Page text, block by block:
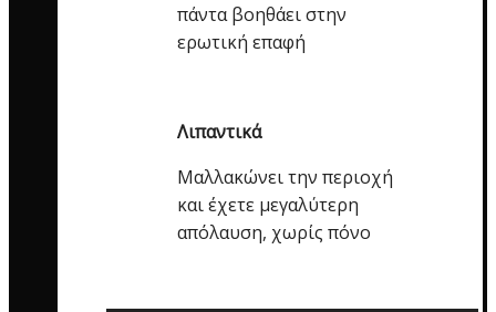
πάντα βοηθάει στην
ερωτική επαφή
Λιπαντικά
Μαλλακώνει την περιοχή
και έχετε μεγαλύτερη
απόλαυση, χωρίς πόνο